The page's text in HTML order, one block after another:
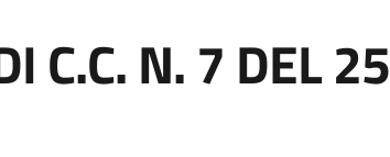
C.C. N. 7 DEL 25